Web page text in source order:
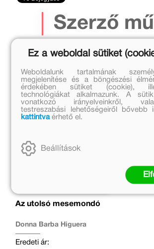
Szerző
Az utolsó mesemondó
Donna Barba Higuera
Eredeti ár:
Ez a weboldal sütiket
Weboldalunk tartalmának
megjelenítése és a böngészési
érdekében sütiket (cookie),
technológiákat alkalmazunk. A sütik
vonatkozó irányelveinkről,
testreszabási lehetőségeiről bővebb
kattintvaérhető el.
Beállítások